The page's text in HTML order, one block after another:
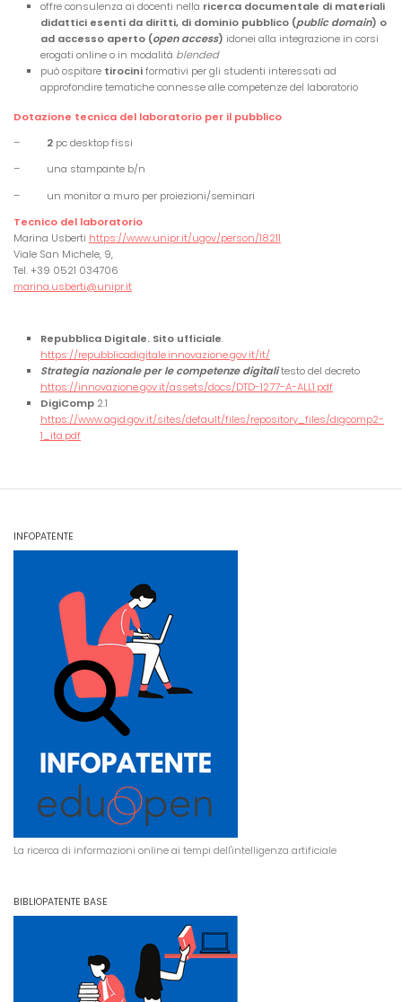
offre consulenza ai docenti nella ricerca documentale di materiali
didattici esenti da diritti, di dominio pubblico (public domain) o
ad accesso aperto (open access) idonei alla integrazione in corsi
erogati online o in modalità blended
può ospitare tirociniformativi per gli studenti interessati ad
approfondire tematiche connesse alle competenze del laboratorio
Dotazione tecnica del laboratorio per il pubblico
– 2 pc desktop fissi
– una stampante b/n
– un monitor a muro per proiezioni/seminari
Tecnico del laboratorio
Marina Usberti https://www.unipr.it/ugov/person/18211
Viale San Michele, 9,
Tel. +39 0521 034706
marina.usberti@unipr.it
Repubblica Digitale. Sito ufficiale.
https://repubblicadigitale.innovazione.gov.it/it/
Strategia nazionale per le competenze digitalitesto del decreto
https://innovazione.gov.it/assets/docs/DTD-1277-A-ALL1.pdf
DigiComp 2.1
https://www.agid.gov.it/sites/default/files/repository_files/digcomp2-
1_ita.pdf
INFOPATENTE
La ricerca di informazioni online ai tempi dell'intelligenza artificiale
BIBLIOPATENTE BASE